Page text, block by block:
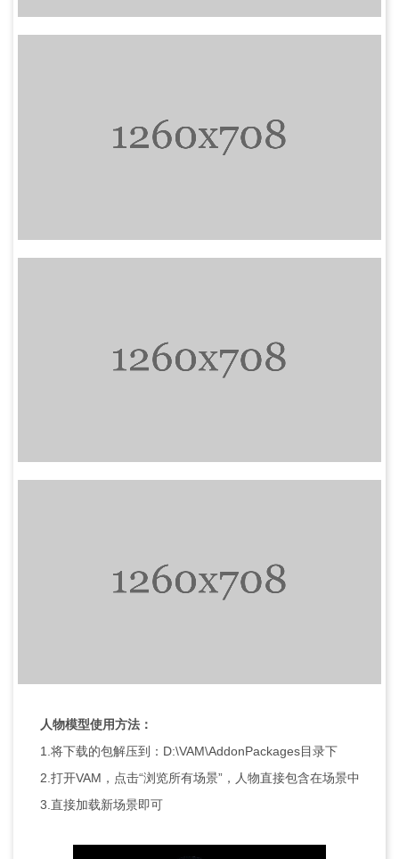
人物模型使用方法：
1.将下载的包解压到：D:\VAM\AddonPackages目录下
2.打开VAM，点击“浏览所有场景”，人物直接包含在场景中
3.直接加载新场景即可